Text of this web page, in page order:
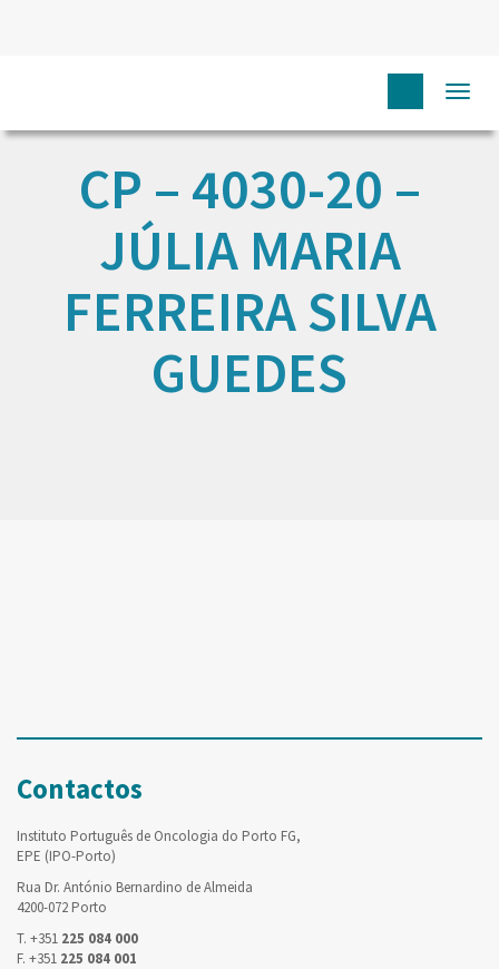
CP – 4030-20 –
JÚLIA MARIA
FERREIRA SILVA
GUEDES
Contactos
Instituto Português de Oncologia do Porto FG,
EPE (IPO-Porto)
Rua Dr. António Bernardino de Almeida
4200-072 Porto
T. +351 225 084 000
F. +351 225 084 001